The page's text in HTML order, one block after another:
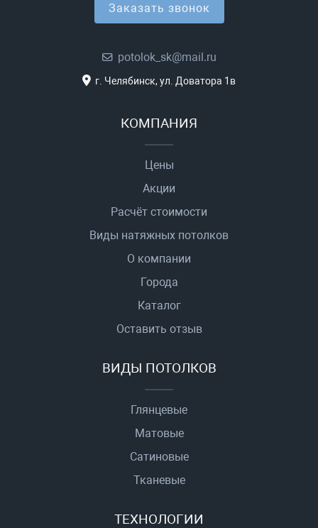
Заказать звонок
potolok_sk@mail.ru
г. Челябинск, ул. Доватора 1в
КОМПАНИЯ
Цены
Акции
Расчёт стоимости
Виды натяжных потолков
О компании
Города
Каталог
Оставить отзыв
ВИДЫ ПОТОЛКОВ
Глянцевые
Матовые
Сатиновые
Тканевые
ТЕХНОЛОГИИ